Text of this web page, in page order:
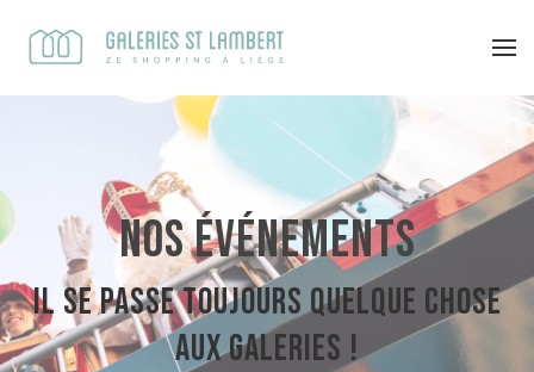
Nos événements
Il se passe toujours quelque chose
aux Galeries !